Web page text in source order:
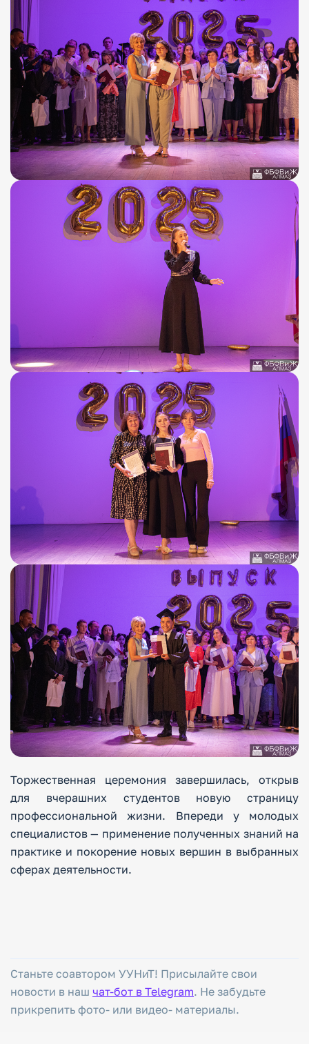
Торжественная церемония завершилась, открыв
для вчерашних студентов новую страницу
профессиональной жизни. Впереди у молодых
специалистов — применение полученных знаний на
практике и покорение новых вершин в выбранных
сферах деятельности.
Станьте соавтором УУНиТ! Присылайте свои
новости в наш чат-бот в Telegram. Не забудьте
прикрепить фото- или видео- материалы.